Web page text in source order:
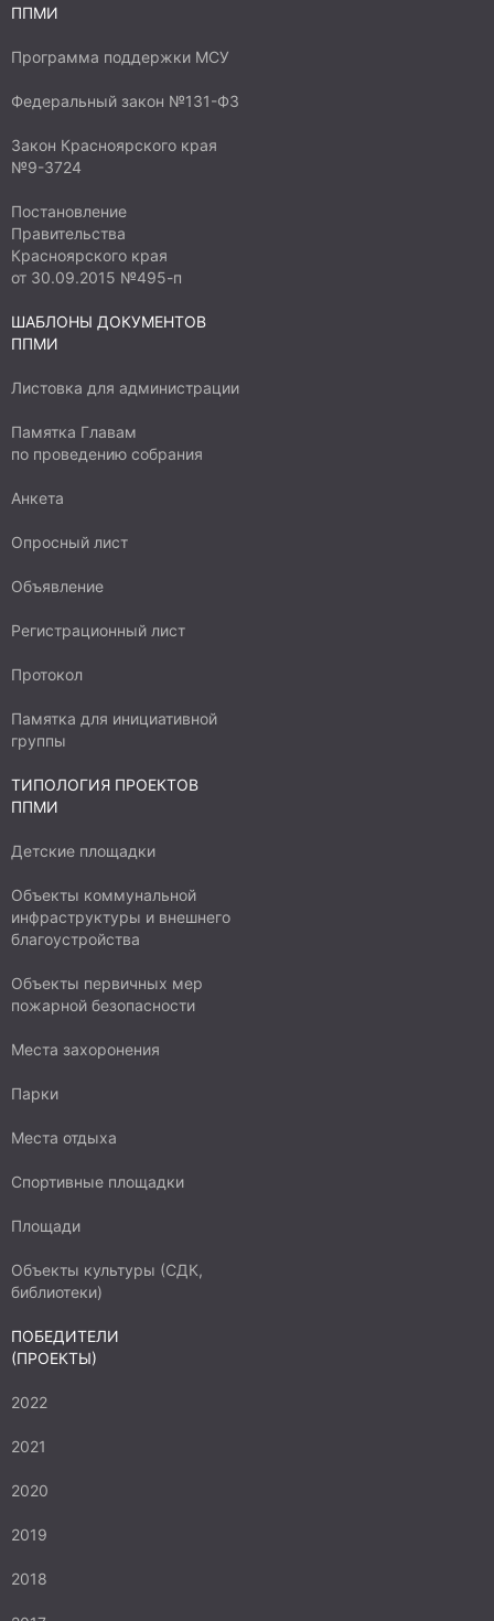
ППМИ
Программа поддержки МСУ
Федеральный закон №131-ФЗ
Закон Красноярского края
№9-3724
Постановление
Правительства
Красноярского края
от 30.09.2015 №495-п
ШАБЛОНЫ ДОКУМЕНТОВ
ППМИ
Листовка для администрации
Памятка Главам
по проведению собрания
Анкета
Опросный лист
Объявление
Регистрационный лист
Протокол
Памятка для инициативной
группы
ТИПОЛОГИЯ ПРОЕКТОВ
ППМИ
Детские площадки
Объекты коммунальной
инфраструктуры и внешнего
благоустройства
Объекты первичных мер
пожарной безопасности
Места захоронения
Парки
Места отдыха
Спортивные площадки
Площади
Объекты культуры (СДК,
библиотеки)
ПОБЕДИТЕЛИ
(ПРОЕКТЫ)
2022
2021
2020
2019
2018